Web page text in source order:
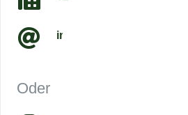
info@​psv-​duisburg.​de
Oder besu­chen Sie uns: